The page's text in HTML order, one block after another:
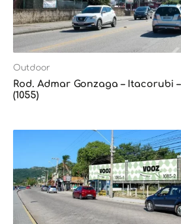
Outdoor
Rod. Admar Gonzaga – Itacorubi
(1055)